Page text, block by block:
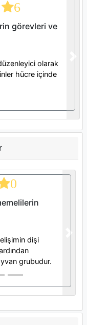
6
görevleri ve
olarak
hücre içinde
0
dişi
grubudur.